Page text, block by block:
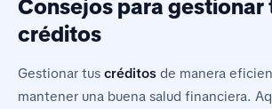
Consejos para gestionar
créditos
Gestionar tus créditos de manera
mantener una buena salud financiera.